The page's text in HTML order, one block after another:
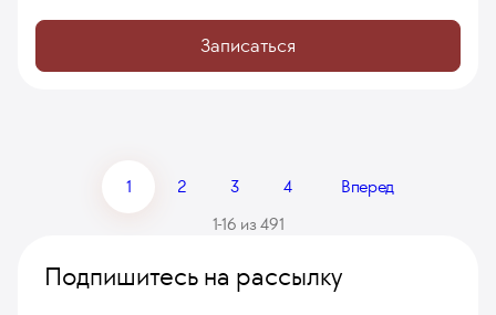
Записаться
1 2 3 4
Вперед
1-16 из 491
Подпишитесь на рассылку